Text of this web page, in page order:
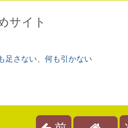
サイト
足さない、何も引かない